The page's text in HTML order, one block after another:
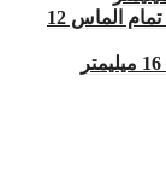
برقو ماشینی تنگستن کارباید تمام الماس 12